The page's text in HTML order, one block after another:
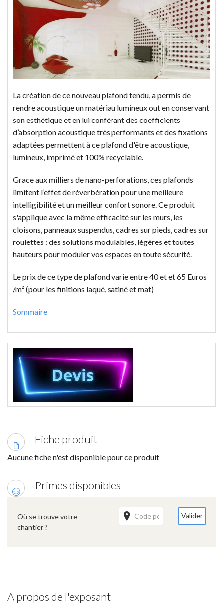
La création de ce nouveau plafond tendu, a permis de
rendre acoustique un matériau lumineux out en conservant
son esthétique et en lui conférant des coefficients
d’absorption acoustique très performants et des fixations
adaptées permettent à ce plafond d'être acoustique,
lumineux, imprimé et 100% recyclable.
Grace aux milliers de nano-perforations, ces plafonds
limitent l’effet de réverbération pour une meilleure
intelligibilité et un meilleur confort sonore. Ce produit
s'applique avec la même efficacité sur les murs, les
cloisons, panneaux suspendus, cadres sur pieds, cadres sur
roulettes : des solutions modulables, légères et toutes
hauteurs pour moduler vos espaces en toute sécurité.
Le prix de ce type de plafond varie entre 40 et et 65 Euros
/m² (pour les finitions laqué, satiné et mat)
Sommaire
Fiche produit
Aucune fiche n'est disponible pour ce produit
Primes disponibles
Où se trouve votre
chantier ?
Valider
A propos de l'exposant